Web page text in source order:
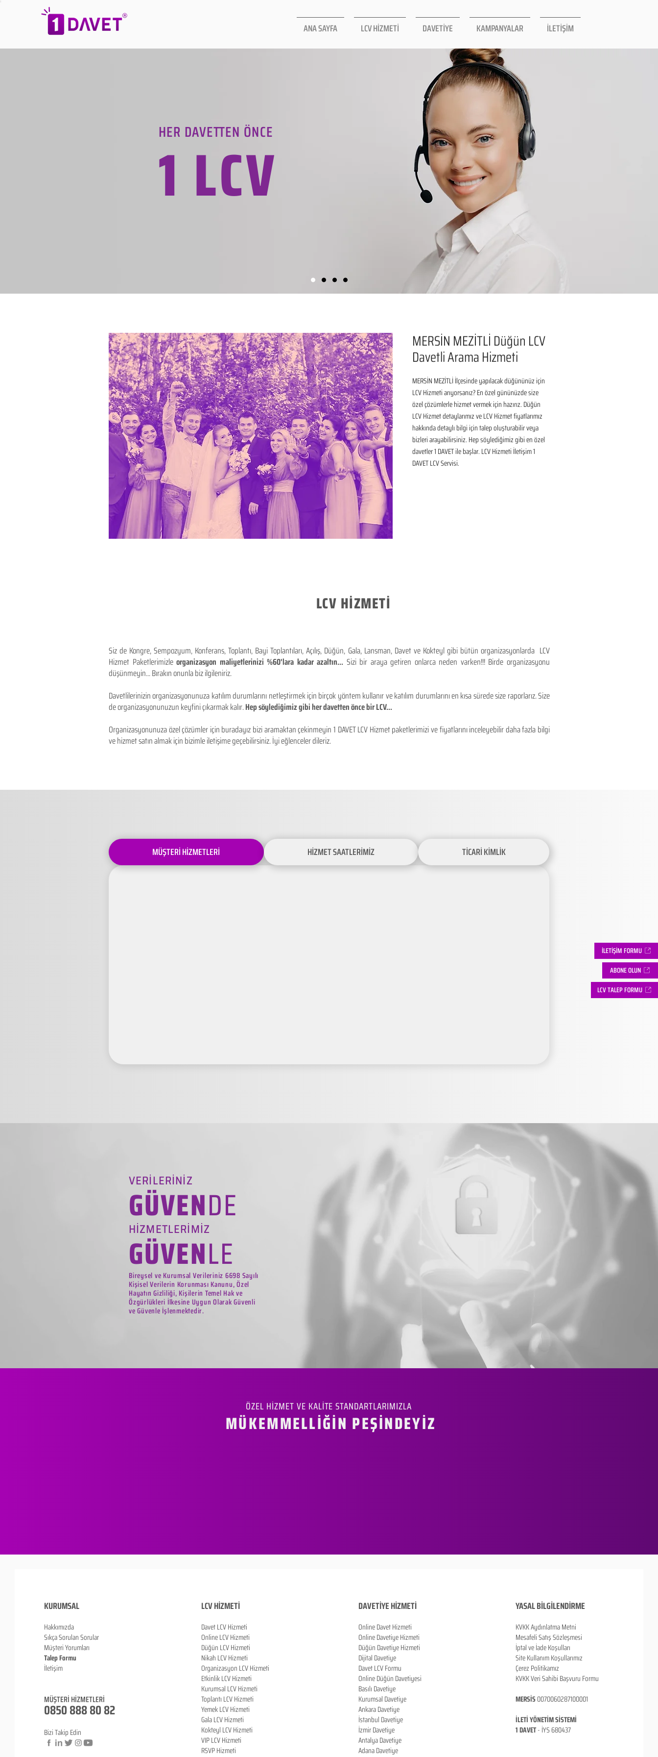
ANA SAYFA LCV HİZMETİ DAVETİYE KAMPANYALAR İLETİŞİM
ABONE OLUN
LCV TALEP FORMU
İLETİŞİM FORMU
HER DAVETTEN ÖNCE
1 LCV
MERSİN MEZİTLİ Düğün LCV
Davetli Arama Hizmeti
MERSİN MEZİTLİ İlçesinde yapılacak düğününüz için
LCV Hizmeti arıyorsanız? En özel gününüzde size
özel çözümlerle hizmet vermek için hazırız. Düğün
LCV Hizmet detaylarımız ve LCV Hizmet fiyatlarımız
hakkında detaylı bilgi için talep oluşturabilir veya
bizleri arayabilirsiniz. Hep söylediğimiz gibi en özel
davetler 1 DAVET ile başlar. LCV Hizmeti İletişim 1
DAVET LCV Servisi.
LCV HİZMETİ
Siz de Kongre, Sempozyum, Konferans, Toplantı, Bayi Toplantıları, Açılış, Düğün, Gala, Lansman, Davet ve Kokteyl gibi bütün organizasyonlarda LCV
Hizmet Paketlerimizleorganizasyon maliyetlerinizi %60'lara kadar azaltın... Sizi bir araya getiren onlarca neden varken!!! Birde organizasyonu
düşünmeyin... Bırakın onunla biz ilgileniriz.
Davetlilerinizin organizasyonunuza katılım durumlarını netleştirmek için birçok yöntem kullanır ve katılım durumlarını en kısa sürede size raporlarız. Size
de organizasyonunuzun keyfini çıkarmak kalır.Hep söylediğimiz gibi her davetten önce bir LCV...
Organizasyonunuza özel çözümler için buradayız bizi aramaktan çekinmeyin 1 DAVET LCV Hizmet paketlerimizi ve fiyatlarını inceleyebilir daha fazla bilgi
ve hizmet satın almak için bizimle iletişime geçebilirsiniz. İyi eğlenceler dileriz.
MÜŞTERİ HİZMETLERİ HİZMET SAATLERİMİZ TİCARİ KİMLİK
VERİLERİNİZ
GÜVENDE
HİZMETLERİMİZ
GÜVENLE
Bireysel ve Kurumsal Verileriniz 6698 Sayılı
Kişisel Verilerin Korunması Kanunu, Özel
Hayatın Gizliliği, Kişilerin Temel Hak ve
Özgürlükleri İlkesine Uygun Olarak Güvenli
ve Güvenle İşlenmektedir.
ÖZEL HİZMET VE KALİTE STANDARTLARIMIZLA
MÜKEMMELLİĞİN PEŞİNDEYİZ
KURUMSAL
Hakkımızda
Sıkça Sorulan Sorular
Müşteri Yorumları
Talep Formu
İletişim
MÜŞTERİ HİZMETLERİ
0850 888 80 82
Bizi Takip Edin
LCV HİZMETİ
Davet LCV Hizmeti
Online LCV Hizmeti
Düğün LCV Hizmeti
Nikah LCV Hizmeti
Organizasyon LCV Hizmeti
Etkinlik LCV Hizmeti
Kurumsal LCV Hizmeti
Toplantı LCV Hizmeti
Yemek LCV Hizmeti
Gala LCV Hizmeti
Kokteyl LCV Hizmeti
VIP LCV Hizmeti
RSVP Hizmeti
DAVETİYE HİZMETİ
Online Davet Hizmeti
Online Davetiye Hizmeti
Düğün Davetiye Hizmeti
Dijital Davetiye
Davet LCV Formu
Online Düğün Davetiyesi
Basılı Davetiye
Kurumsal Davetiye
Ankara Davetiye
İstanbul Davetiye
İzmir Davetiye
Antalya Davetiye
Adana Davetiye
YASAL BİLGİLENDİRME
KVKK Aydınlatma Metni
Mesafeli Satış Sözleşmesi
İptal ve İade Koşulları
Site Kullanım Koşullarımız
Çerez Politikamız
KVKK Veri Sahibi Başvuru Formu
MERSİS0070060287100001
İLETİ YÖNETİM SİSTEMİ
1 DAVET- İYS 680437